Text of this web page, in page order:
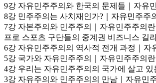
9강 자유민주주의와 한국의 문제들｜자유
8강 민주주의는 사치재인가?｜자유민주주
7강 자본주의와 민주주의｜자유민주주의
프로 스포츠 구단들의 중계권 비즈니스 길
6강 자유민주주의의 역사적 전개 과정｜
5강 국가와 자유민주주의｜자유민주주의
4강 우리는 자유민주주의의 국가에 살고
3강 자유주의와 민주주의의 만남｜자유민